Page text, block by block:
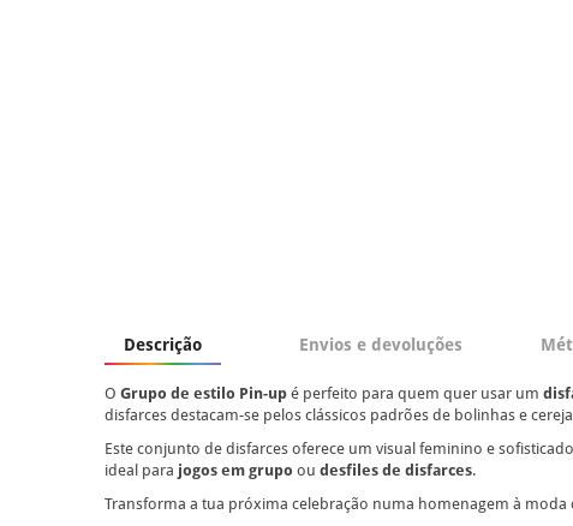
Descrição Envios e devoluções
O Grupo de estilo Pin-up é perfeito para quem quer usar um
disfarces destacam-se pelos clássicos padrões de bolinhas e
Este conjunto de disfarces oferece um visual feminino e
ideal para jogos em grupo ou desfiles de disfarces.
Transforma a tua próxima celebração numa homenagem à moda